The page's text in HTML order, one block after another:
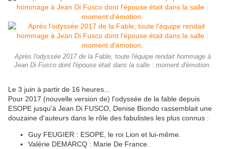
Après l'odyssée 2017 de la Fable, toute l'équipe rendait hommage à
Jean Di Fusco dont l'épouse était dans la salle : moment d'émotion.
Le 3 juin à partir de 16 heures...
Pour 2017 (nouvelle version de) l'odyssée de la fable depuis
ESOPE jusqu'à Jean Di FUSCO, Denise Biondo rassemblait une
douzaine d'auteurs dans le rôle des fabulistes les plus connus :
Guy FEUGIER : ESOPE, le roi Lion et lui-même.
Valérie DEMARCQ : Marie De France.